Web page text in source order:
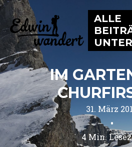
ALLE
UNTER
IM
31. März
•
4 Min.